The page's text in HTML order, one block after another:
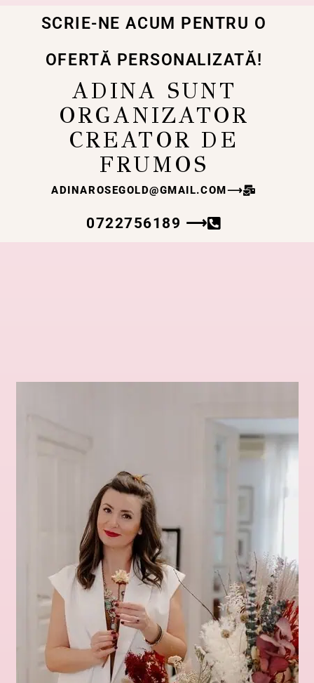
SCRIE-NE ACUM PENTRU O
OFERTĂ PERSONALIZATĂ!
ADINA SUNT
ORGANIZATOR
CREATOR DE
FRUMOS
ADINAROSEGOLD@GMAIL.COM⟶
0722756189 ⟶